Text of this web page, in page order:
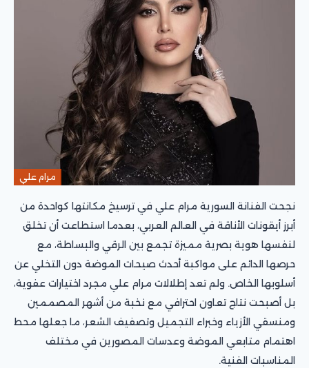
مرام علي
نجحت الفنانة السورية مرام علي في ترسيخ مكانتها كواحدة من
أبرز أيقونات الأناقة في العالم العربي، بعدما استطاعت أن تخلق
لنفسها هوية بصرية مميزة تجمع بين الرقي والبساطة، مع
حرصها الدائم على مواكبة أحدث صيحات الموضة دون التخلي عن
أسلوبها الخاص. ولم تعد إطلالات مرام علي مجرد اختيارات عفوية،
بل أصبحت نتاج تعاون احترافي مع نخبة من أشهر المصممين
ومنسقي الأزياء وخبراء التجميل وتصفيف الشعر، ما جعلها محط
اهتمام متابعي الموضة وعدسات المصورين في مختلف
المناسبات الفنية.